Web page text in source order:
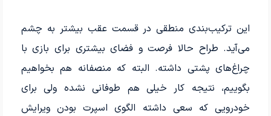
این ترکیب‌بندی منطقی در قسمت عقب بیشتر به چشم
می‌آید. طراح حالا فرصت و فضای بیشتری برای بازی با
چراغ‌های پشتی داشته. البته که منصفانه هم بخواهیم
بگوییم، نتیجه کار خیلی هم طوفانی نشده ولی برای
خودرویی که سعی داشته الگوی اسپرت بودن ویرایش